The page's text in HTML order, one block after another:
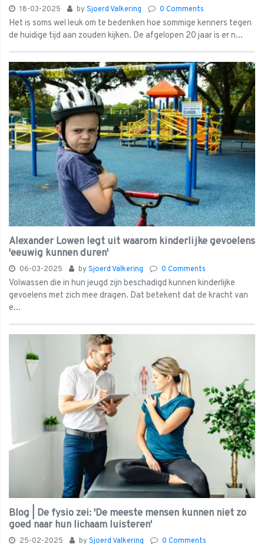
18-03-2025 by Sjoerd Valkering 0 Comments
Het is soms wel leuk om te bedenken hoe sommige kenners tegen
de huidige tijd aan zouden kijken. De afgelopen 20 jaar is er n...
Alexander Lowen legt uit waarom kinderlijke gevoelens
'eeuwig kunnen duren'
06-03-2025 by Sjoerd Valkering 0 Comments
Volwassen die in hun jeugd zijn beschadigd kunnen kinderlijke
gevoelens met zich mee dragen. Dat betekent dat de kracht van
e...
Blog | De fysio zei: 'De meeste mensen kunnen niet zo
goed naar hun lichaam luisteren'
25-02-2025 by Sjoerd Valkering 0 Comments